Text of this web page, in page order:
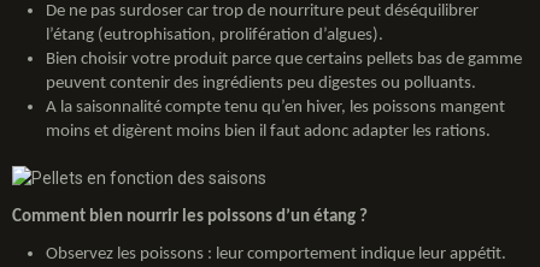
De ne pas surdoser car trop de nourriture peut déséquilibrer
l’étang (eutrophisation, prolifération d’algues).
Bien choisir votre produit parce que certains pellets bas de gamme
peuvent contenir des ingrédients peu digestes ou polluants.
A la saisonnalité compte tenu qu’en hiver, les poissons mangent
moins et digèrent moins bien il faut adonc adapter les rations.
Comment bien nourrir les poissons d’un étang ?
Observez les poissons : leur comportement indique leur appétit.